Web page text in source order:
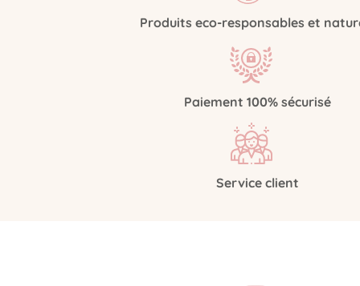
Produits eco-responsables et
Paiement 100% sécurisé
Service client